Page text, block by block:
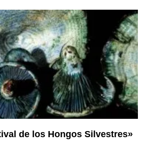
de los Hongos Silvestres»